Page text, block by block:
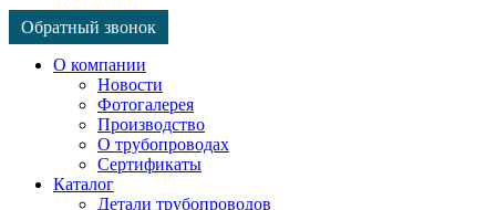
Обратный звонок
О компании
Новости
Фотогалерея
Производство
О трубопроводах
Сертификаты
Каталог
Детали трубопроводов